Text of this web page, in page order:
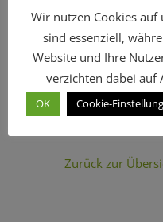
Zurück zur
Wir nutzen Cookies auf
sind essenziell,
Website und Ihre
verzichten dabei auf
OK Cookie-